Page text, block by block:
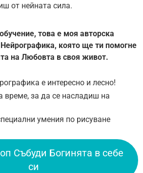
от нейната сила.
това е моя авторска
която ще ти помогне
на Любовта в своя живот.
е интересно и лесно!
време, за да се насладиш на
умения по рисуване
Събуди Богинята в себе
си